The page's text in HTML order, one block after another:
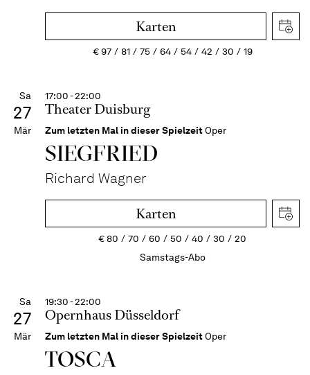
Karten
€97 81 75 64 54 42 30 19
Sa
27
Mär
17:00 - 22:00
Theater Duisburg
Zum letzten Mal in dieser SpielzeitOper
SIEG­FRIED
Richard Wagner
Karten
€80 70 60 50 40 30
20
Samstags-Abo
Sa
27
Mär
19:30 - 22:00
Opernhaus Düsseldorf
Zum letzten Mal in dieser SpielzeitOper
TOSCA